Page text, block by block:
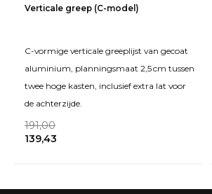
Verticale greep (C-model)
C-vormige verticale greeplijst van gecoat
aluminium, planningsmaat 2,5 cm tussen
twee hoge kasten, inclusief extra lat voor
de achterzijde.
191,00
139,43